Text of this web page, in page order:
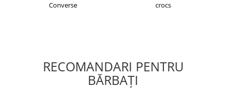
Converse crocs
RECOMANDARI PENTRU
BĂRBAŢI